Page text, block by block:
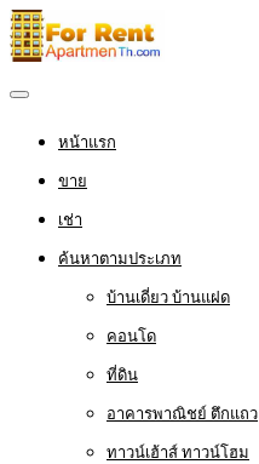
หน้าแรก
ขาย
เช่า
ค้นหาตามประเภท
บ้านเดี่ยว บ้านแฝด
คอนโด
ที่ดิน
อาคารพาณิชย์ ตึกแถว
ทาวน์เฮ้าส์ ทาวน์โฮม